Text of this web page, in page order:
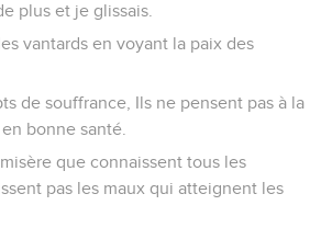
plus et je glissais.
vantards en voyant la paix des
de souffrance, Ils ne pensent pas à la
bonne santé.
que connaissent tous les
pas les maux qui atteignent les